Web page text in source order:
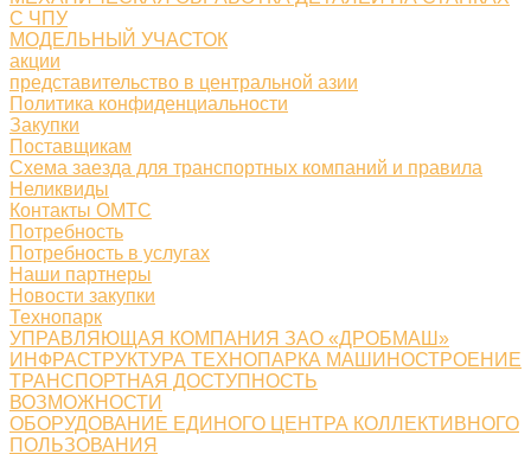
С ЧПУ
МОДЕЛЬНЫЙ УЧАСТОК
акции
представительство в центральной азии
Политика конфиденциальности
Закупки
Поставщикам
Схема заезда для транспортных компаний и правила
Неликвиды
Контакты ОМТС
Потребность
Потребность в услугах
Наши партнеры
Новости закупки
Технопарк
УПРАВЛЯЮЩАЯ КОМПАНИЯ ЗАО «ДРОБМАШ»
ИНФРАСТРУКТУРА ТЕХНОПАРКА МАШИНОСТРОЕНИЕ
ТРАНСПОРТНАЯ ДОСТУПНОСТЬ
ВОЗМОЖНОСТИ
ОБОРУДОВАНИЕ ЕДИНОГО ЦЕНТРА КОЛЛЕКТИВНОГО
ПОЛЬЗОВАНИЯ